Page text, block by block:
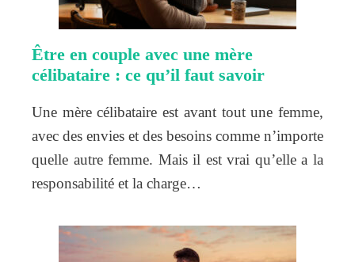
Être en couple avec une mère
célibataire : ce qu’il faut savoir
Une mère célibataire est avant tout une femme,
avec des envies et des besoins comme n’importe
quelle autre femme. Mais il est vrai qu’elle a la
responsabilité et la charge…